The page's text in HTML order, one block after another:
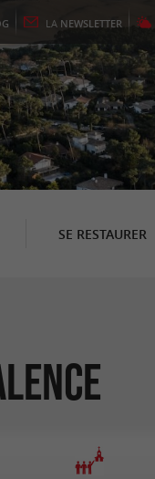
LA NEWSLETTER
SE RESTAURER